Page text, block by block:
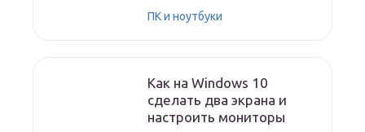
ПК и ноутбуки
Как на Windows 10
сделать два экрана и
настроить мониторы